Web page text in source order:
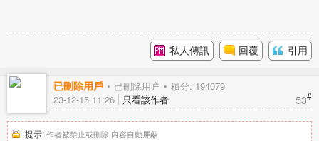
私人傳訊 回覆 引用
已刪除用戶 已刪除用户 積分: 194079
53#
23-12-15 11:26 只看該作者
提示: 作者被禁止或刪除 內容自動屏蔽